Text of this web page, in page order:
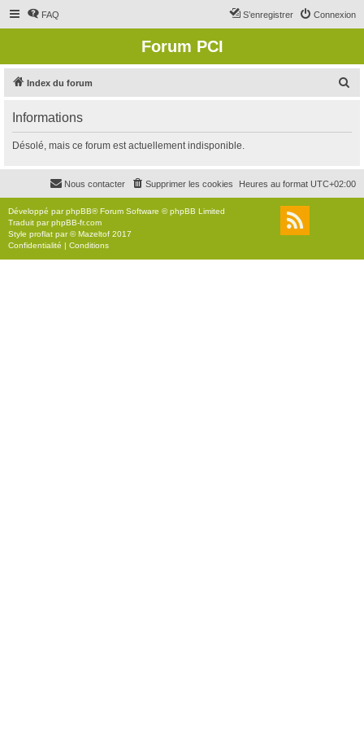
FAQ Connexion
S’enregistrer
Forum PCI
Index du forum
r
c
r
Informations
Désolé, mais ce forum est actuellement indisponible.
Heures au format UTC+02:00
Supprimer les cookies
Nous contacter
Développé parphpBB® Forum Software © phpBB Limited
Traduit parphpBB-fr.com
Style proflat par ©Mazeltof 2017
Confidentialité | Conditions